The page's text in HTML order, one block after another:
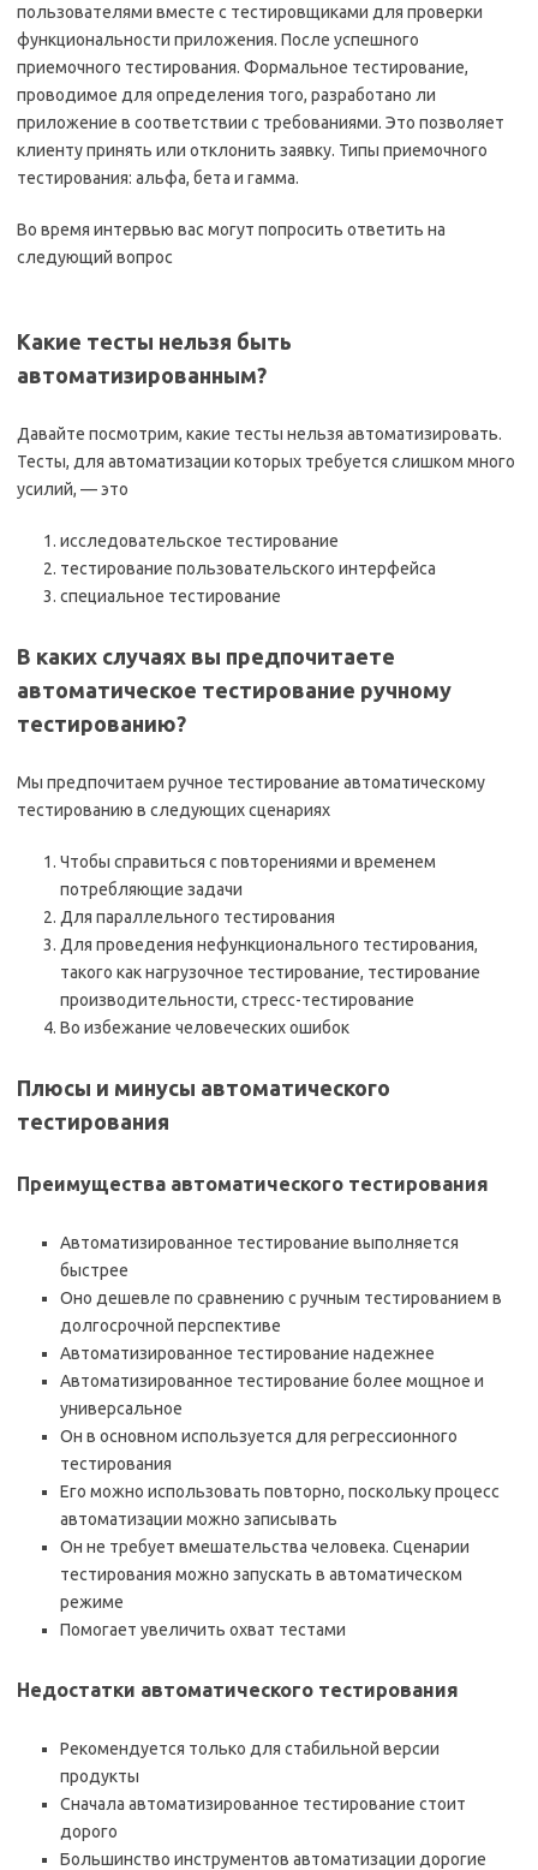
пользователями вместе с тестировщиками для проверки
функциональности приложения. После успешного
приемочного тестирования. Формальное тестирование,
проводимое для определения того, разработано ли
приложение в соответствии с требованиями. Это позволяет
клиенту принять или отклонить заявку. Типы приемочного
тестирования: альфа, бета и гамма.
Во время интервью вас могут попросить ответить на
следующий вопрос
Какие тесты нельзя быть
автоматизированным?
Давайте посмотрим, какие тесты нельзя автоматизировать.
Тесты, для автоматизации которых требуется слишком много
усилий, — это
исследовательское тестирование
тестирование пользовательского интерфейса
специальное тестирование
В каких случаях вы предпочитаете
автоматическое тестирование ручному
тестированию?
Мы предпочитаем ручное тестирование автоматическому
тестированию в следующих сценариях
Чтобы справиться с повторениями и временем
потребляющие задачи
Для параллельного тестирования
Для проведения нефункционального тестирования,
такого как нагрузочное тестирование, тестирование
производительности, стресс-тестирование
Во избежание человеческих ошибок
Плюсы и минусы автоматического
тестирования
Преимущества автоматического тестирования
Автоматизированное тестирование выполняется
быстрее
Оно дешевле по сравнению с ручным тестированием в
долгосрочной перспективе
Автоматизированное тестирование надежнее
Автоматизированное тестирование более мощное и
универсальное
Он в основном используется для регрессионного
тестирования
Его можно использовать повторно, поскольку процесс
автоматизации можно записывать
Он не требует вмешательства человека. Сценарии
тестирования можно запускать в автоматическом
режиме
Помогает увеличить охват тестами
Недостатки автоматического тестирования
Рекомендуется только для стабильной версии
продукты
Сначала автоматизированное тестирование стоит
дорого
Большинство инструментов автоматизации дорогие